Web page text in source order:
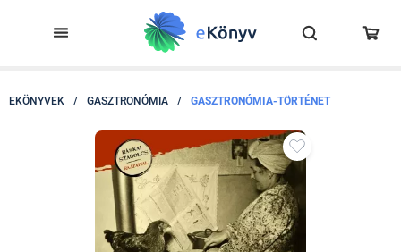
EKÖNYVEK / GASZTRONÓMIA / GASZTRONÓMIA-TÖRTÉNET